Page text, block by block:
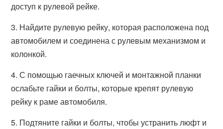
доступ к рулевой рейке.
3. Найдите рулевую рейку, которая расположена под
автомобилем и соединена с рулевым механизмом и
колонкой.
4. С помощью гаечных ключей и монтажной планки
ослабьте гайки и болты, которые крепят рулевую
рейку к раме автомобиля.
5. Подтяните гайки и болты, чтобы устранить люфт и